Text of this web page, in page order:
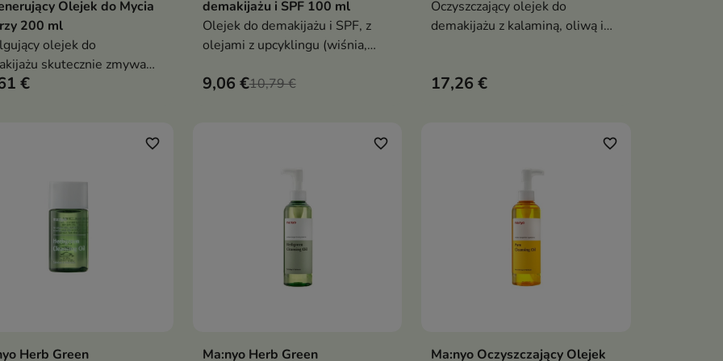
Olejek do Mycia
200 ml
olejek do
skutecznie zmywa
SPF, koi i nie zostawia
€
demakijażu i SPF 100 ml
Olejek do demakijażu i SPF, z
olejami z upcyklingu (wiśnia,
migdał). Skutecznie rozpuszcza
9,06 €10,79 €
Oczyszczający olejek do
demakijażu z kalaminą, oliwą i
emulguje bez filmu, koi
17,26 €
favorite_border
Herb Green
favorite_border
Ma:nyo Herb Green
favorite_border
Ma:nyo Oczyszczający Olejek